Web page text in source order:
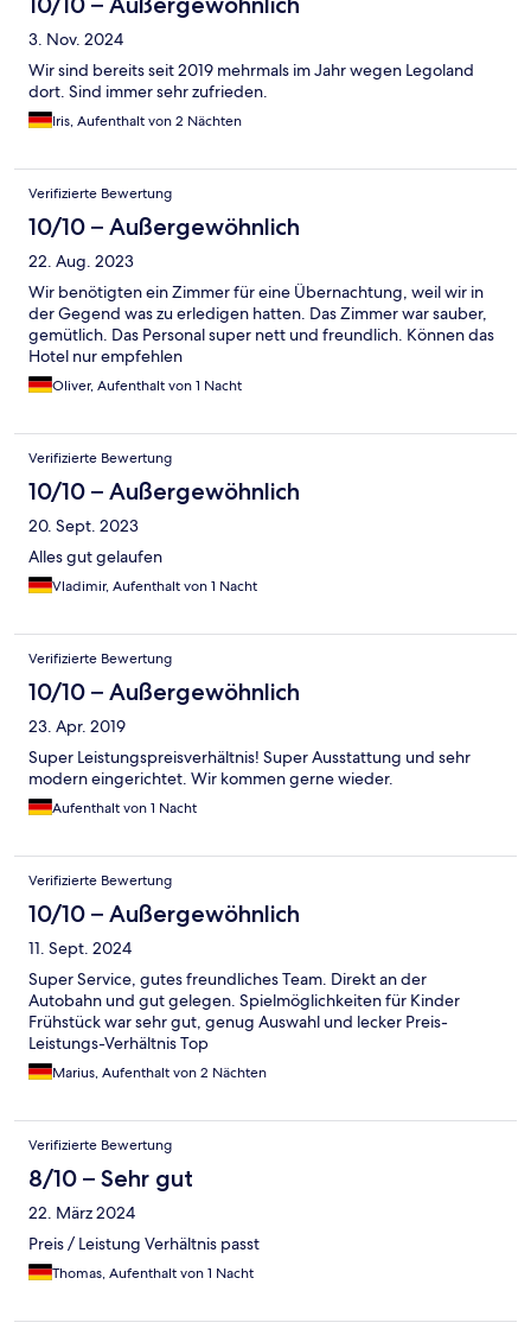
3. Nov. 2024
Wir sind bereits seit 2019 mehrmals im Jahr wegen Legoland
dort. Sind immer sehr zufrieden.
Iris, Aufenthalt von 2 Nächten
Verifizierte Bewertung
10/10 – Außergewöhnlich
22. Aug. 2023
Wir benötigten ein Zimmer für eine Übernachtung, weil wir in
der Gegend was zu erledigen hatten. Das Zimmer war sauber,
gemütlich. Das Personal super nett und freundlich. Können das
Hotel nur empfehlen
Oliver, Aufenthalt von 1 Nacht
Verifizierte Bewertung
10/10 – Außergewöhnlich
20. Sept. 2023
Alles gut gelaufen
Vladimir, Aufenthalt von 1 Nacht
Verifizierte Bewertung
10/10 – Außergewöhnlich
23. Apr. 2019
Super Leistungspreisverhältnis! Super Ausstattung und sehr
modern eingerichtet. Wir kommen gerne wieder.
Aufenthalt von 1 Nacht
Verifizierte Bewertung
10/10 – Außergewöhnlich
11. Sept. 2024
Super Service, gutes freundliches Team. Direkt an der
Autobahn und gut gelegen. Spielmöglichkeiten für Kinder
Frühstück war sehr gut, genug Auswahl und lecker Preis-
Leistungs-Verhältnis Top
Marius, Aufenthalt von 2 Nächten
Verifizierte Bewertung
8/10 – Sehr gut
22. März 2024
Preis / Leistung Verhältnis passt
Thomas, Aufenthalt von 1 Nacht